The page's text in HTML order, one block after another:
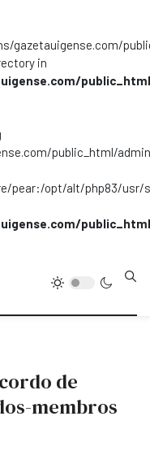
gazetauigense.com/
in
public_html/
pear:/opt/alt/php83/
de
membros